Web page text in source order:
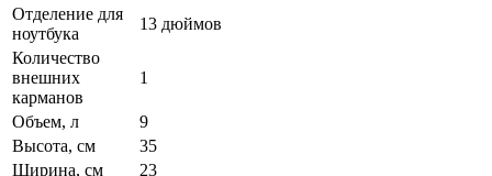
Отделение для
ноутбука
13 дюймов
Количество
внешних
карманов
1
Объем, л
9
Высота, см
35
Ширина, см
23